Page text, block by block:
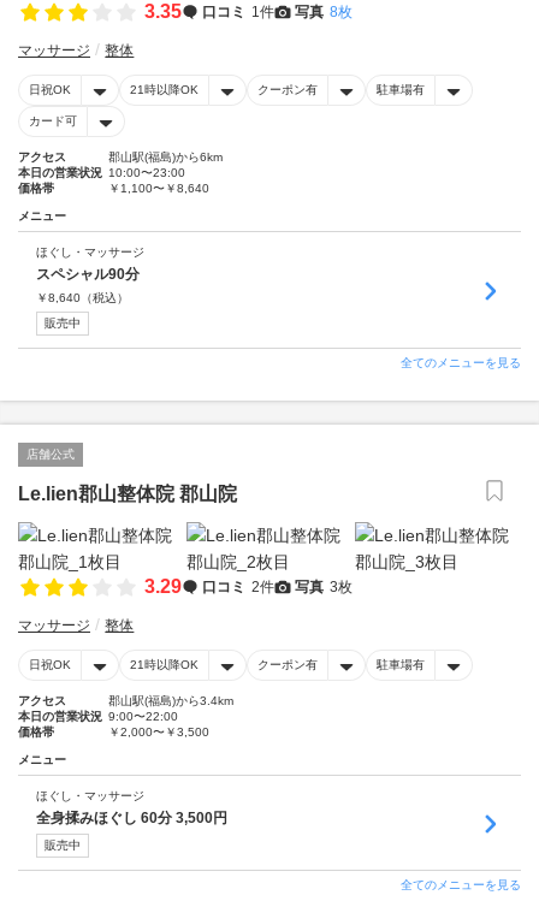
3.35 口コミ 1件 写真 8枚
マッサージ 整体
日祝OK 21時以降OK クーポン有 駐車場有
カード可
アクセス
郡山駅(福島)から6km
本日の営業状況 10:00〜23:00
価格帯
￥1,100〜￥8,640
メニュー
ほぐし・マッサージ
スペシャル90分
￥8,640 （税込）
販売中
全てのメニューを見る
店舗公式
Le.lien郡山整体院 郡山院
3.29 口コミ 2件 写真 3枚
マッサージ 整体
日祝OK 21時以降OK クーポン有 駐車場有
アクセス
郡山駅(福島)から3.4km
本日の営業状況 9:00〜22:00
価格帯
￥2,000〜￥3,500
メニュー
ほぐし・マッサージ
全身揉みほぐし 60分 3,500円
販売中
全てのメニューを見る